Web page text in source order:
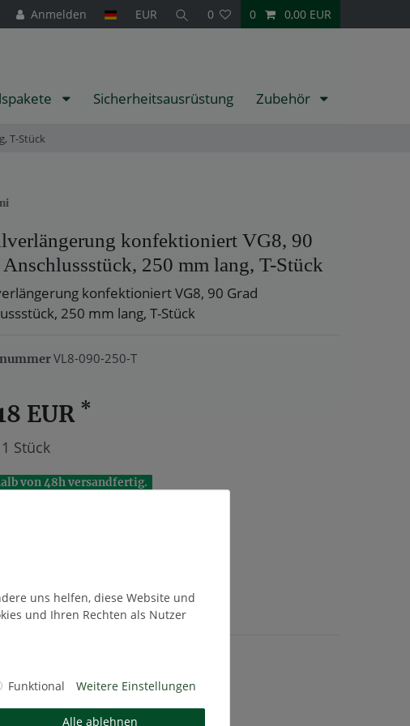
Anmelden EUR 0 0 0,00 EUR
Sicherheitsausrüstung Zubehör
T-Stück
konfektioniert VG8, 90
Anschlussstück, 250 mm lang, T-Stück
konfektioniert VG8, 90 Grad
250 mm lang, T-Stück
VL8-090-250-T
EUR *
1 Stück
von 48h versandfertig.
uns helfen, diese Website und
und Ihren Rechten als Nutzer
Funktional Weitere Einstellungen
Alle ablehnen